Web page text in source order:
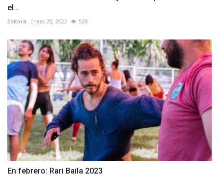
el...
Editora Enero 20, 2022 520
En febrero: Rari Baila 2023